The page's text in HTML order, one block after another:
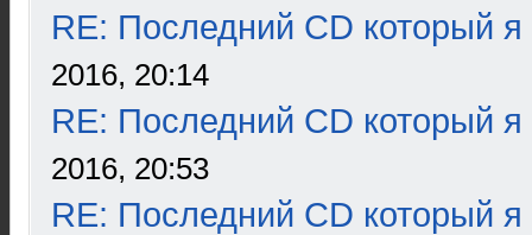
RE: Последний CD который я
2016, 20:14
RE: Последний CD который я
2016, 20:53
RE: Последний CD который я